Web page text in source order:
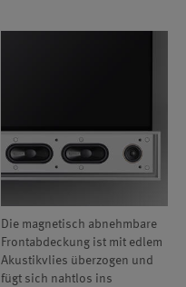
Die magnetisch abnehmbare
Frontabdeckung ist mit edlem
Akustikvlies überzogen und
fügt sich nahtlos ins